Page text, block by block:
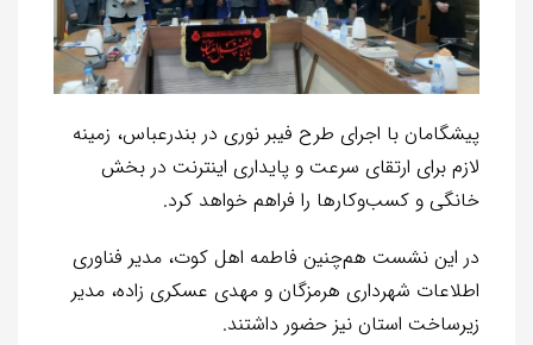
پیشگامان با اجرای طرح فیبر نوری در بندرعباس، زمینه
لازم برای ارتقای سرعت و پایداری اینترنت در بخش
خانگی و کسب‌وکارها را فراهم خواهد کرد.
در این نشست هم‌چنین فاطمه اهل کوت، مدیر فناوری
اطلاعات شهرداری هرمزگان و مهدی عسکری زاده، مدیر
زیرساخت استان نیز حضور داشتند.